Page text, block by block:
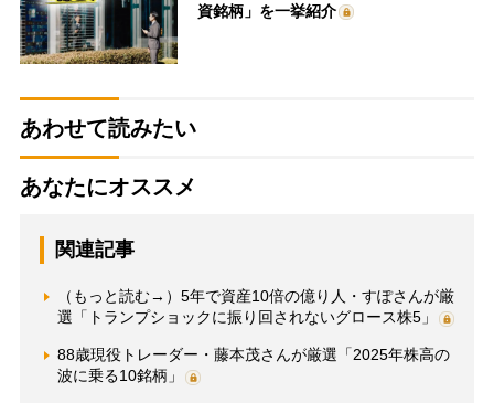
資銘柄」を一挙紹介
あわせて読みたい
あなたにオススメ
関連記事
（もっと読む→）5年で資産10倍の億り人・すぽさんが厳
選「トランプショックに振り回されないグロース株5」
88歳現役トレーダー・藤本茂さんが厳選「2025年株高の
波に乗る10銘柄」